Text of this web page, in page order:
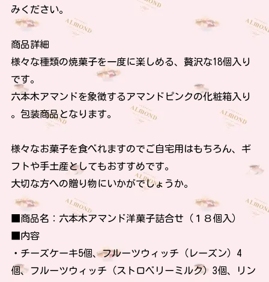
みください。
商品詳細
様々な種類の焼菓子を一度に楽しめる、贅沢な18個入り
です。
六本木アマンドを象徴するアマンドピンクの化粧箱入り
。包装商品となります。
様々なお菓子を食べれますのでご自宅用はもちろん、ギ
フトや手土産としてもおすすめです。
大切な方への贈り物にいかがでしょうか。
■商品名：六本木アマンド洋菓子詰合せ（１８個入）
■内容
・チーズケーキ5個、フルーツウィッチ（レーズン）4
個、フルーツウィッチ（ストロベリーミルク）3個、リン